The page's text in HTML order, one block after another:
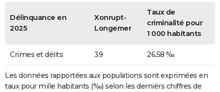
Délinquance en
2025
Xonrupt-
Longemer
Taux de
criminalité pour
1 000 habitants
Crimes et délits 39 26,58 ‰
Les données rapportées aux populations sont exprimées en
taux pour mille habitants (‰) selon les dernièrs chiffres de